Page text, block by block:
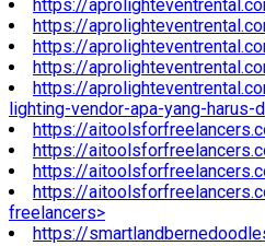
https://
https://
https://
https://
https://
lighting-vendor-apa-yang-harus-
https://
https://
https://
https://
freelancers>
https://